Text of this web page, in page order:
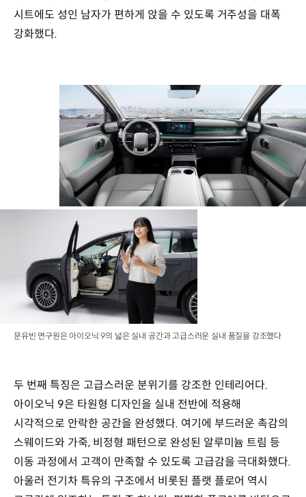
시트에도 성인 남자가 편하게 앉을 수 있도록 거주성을 대폭
강화했다.
문유빈 연구원은 아이오닉 9의 넓은 실내 공간과 고급스러운 실내 품질을 강조했다
두 번째 특징은 고급스러운 분위기를 강조한 인테리어다.
아이오닉 9은 타원형 디자인을 실내 전반에 적용해
시각적으로 안락한 공간을 완성했다. 여기에 부드러운 촉감의
스웨이드와 가죽, 비정형 패턴으로 완성된 알루미늄 트림 등
이동 과정에서 고객이 만족할 수 있도록 고급감을 극대화했다.
아울러 전기차 특유의 구조에서 비롯된 플랫 플로어 역시